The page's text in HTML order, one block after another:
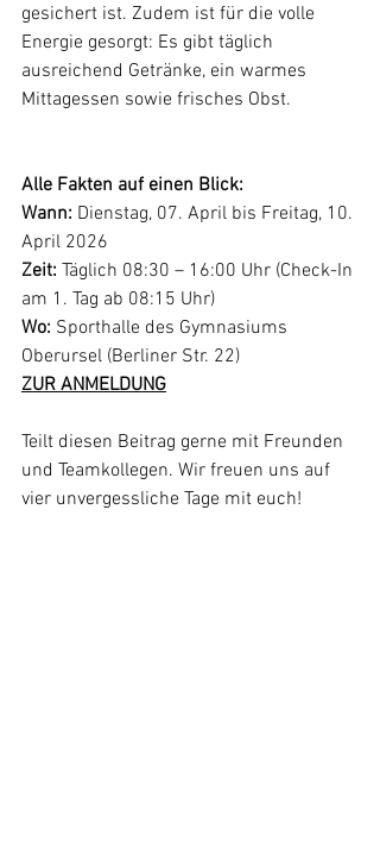
gesichert ist. Zudem ist für die volle
Energie gesorgt: Es gibt täglich
ausreichend Getränke, ein warmes
Mittagessen sowie frisches Obst.
Alle Fakten auf einen Blick:
Wann: Dienstag, 07. April bis Freitag, 10.
April 2026
Zeit: Täglich 08:30 – 16:00 Uhr (Check-In
am 1. Tag ab 08:15 Uhr)
Wo: Sporthalle des Gymnasiums
Oberursel (Berliner Str. 22)
ZUR ANMELDUNG
Teilt diesen Beitrag gerne mit Freunden
und Teamkollegen. Wir freuen uns auf
vier unvergessliche Tage mit euch!